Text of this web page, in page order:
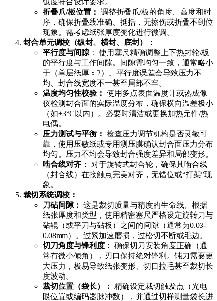
折叠爪/板位置： 调整折叠爪/板的角度、高度和时
序，确保折叠线准确、挺括，无擦伤或折叠不到位
现象。需考虑纸张厚度变化进行微调。
封合单元调校（纵封、横封、底封）：
平行度与间隙： 使用塞尺精确调整上下热封轮/板
的平行度与工作间隙。间隙需均匀一致，通常略小
于（单层纸厚 x 2）。平行度误差会导致压力不
均、封合线宽度不一甚至局部不牢。
温度均匀性校验： 使用多点表面温度计或热成像
仪检测封合面的实际温度分布，确保横向温差极小
（如±3°C以内）。必要时清洁或更换加热元件/热
电偶。
压力测试与平衡： 检查压力调节机构是否灵敏可
靠，使用压敏纸或专用测压膜确认封合面压力分布
均匀。压力不均会导致封合强度差异和局部变形。
啮合线对齐：
对于旋转式封合轮，确保其啮合线
（封合线）在接触点完美对齐，无错位或“打架”现
象。
裁切系统调校：
刀砧间隙： 这是裁切质量与精度的生命线。根据
纸张厚度和类型，使用精密塞尺严格设定旋转刀与
砧辊（或平刀与砧板）之间的间隙（通常为0.03-
0.08mm）。过紧加速磨损，过松切不断或毛边。
切刀角度与锋利度： 确保切刀安装角度正确（通
常有微小倾角），刃口保持绝对锋利。钝刀需要更
大压力，极易导致纸张变形、切口拉毛甚至裁切长
度波动。
裁切位置（袋长）： 精确设定裁切触发点（光电
眼位置或编码器脉冲数），并通过切样测量袋长进